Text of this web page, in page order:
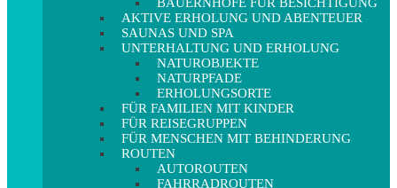
AKTIVE ERHOLUNG UND ABENTEUER
SAUNAS UND SPA
UNTERHALTUNG UND ERHOLUNG
NATUROBJEKTE
NATURPFADE
ERHOLUNGSORTE
FÜR FAMILIEN MIT KINDER
FÜR REISEGRUPPEN
FÜR MENSCHEN MIT BEHINDERUNG
ROUTEN
AUTOROUTEN
FAHRRADROUTEN